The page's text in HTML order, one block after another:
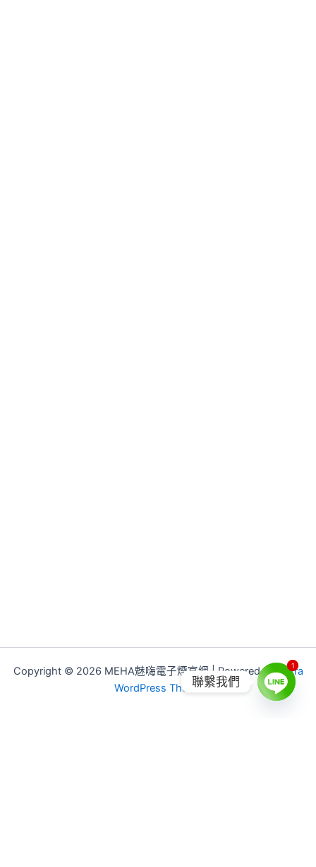
Copyright © 2026 MEHA魅嗨電子煙官網 | Powered byAstra
WordPress Theme聯繫我們
11